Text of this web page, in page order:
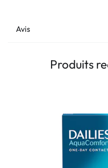
Avis
Produits